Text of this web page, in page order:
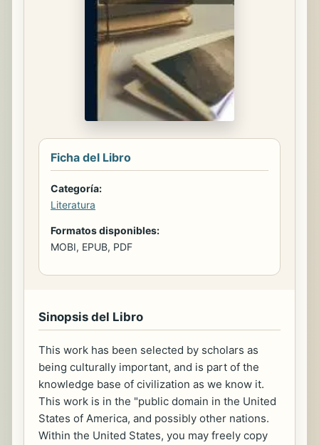
Ficha del Libro
Categoría:
Literatura
Formatos disponibles:
MOBI, EPUB, PDF
Sinopsis del Libro
This work has been selected by scholars as
being culturally important, and is part of the
knowledge base of civilization as we know it.
This work is in the "public domain in the United
States of America, and possibly other nations.
Within the United States, you may freely copy